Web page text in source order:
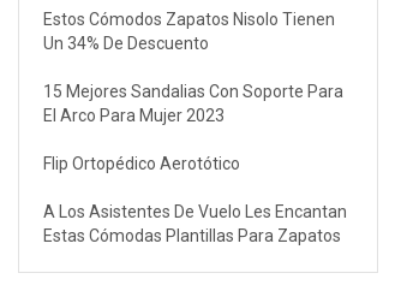
Estos Cómodos Zapatos Nisolo Tienen
Un 34% De Descuento
15 Mejores Sandalias Con Soporte Para
El Arco Para Mujer 2023
Flip Ortopédico Aerotótico
A Los Asistentes De Vuelo Les Encantan
Estas Cómodas Plantillas Para Zapatos